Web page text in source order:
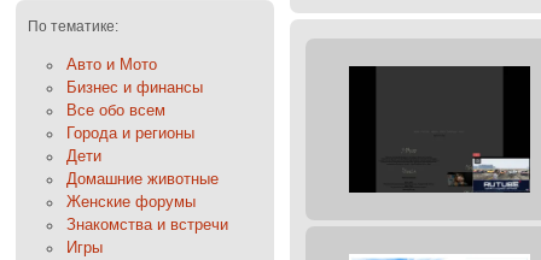
По тематике:
Авто и Мото
Бизнес и финансы
Все обо всем
Города и регионы
Дети
Домашние животные
Женские форумы
Знакомства и встречи
Игры